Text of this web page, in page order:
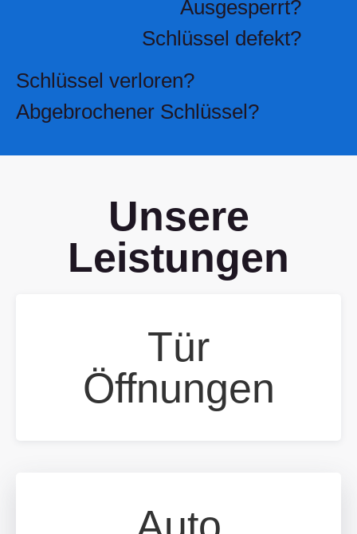
Ausgesperrt?
Schlüssel defekt?
Schlüssel verloren?
Abgebrochener Schlüssel?
Unsere
Leistungen
Tür
Öffnungen